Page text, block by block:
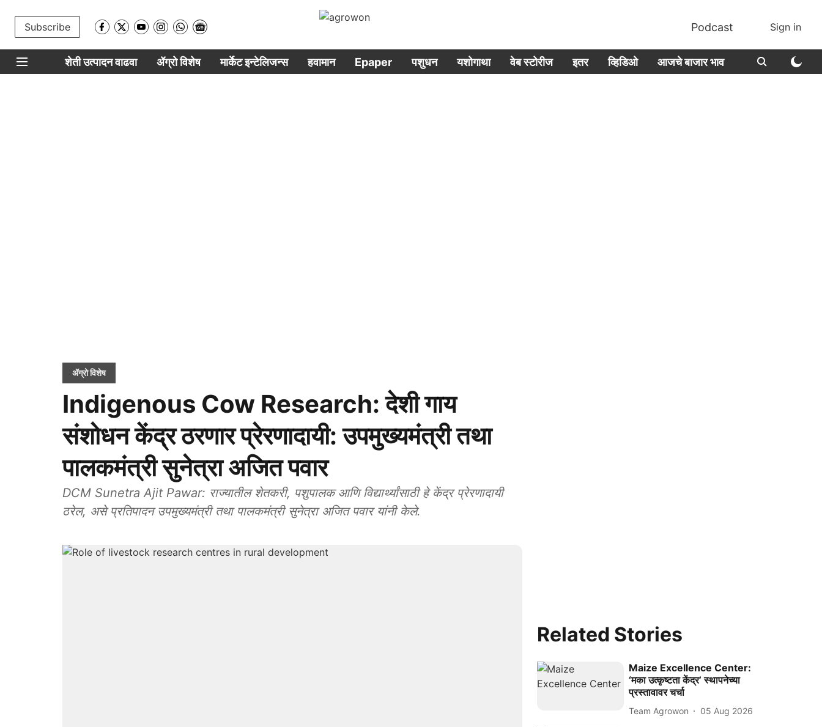
Subscribe Podcast Sign in
शेती उत्पादन वाढवा ॲग्रो विशेष मार्केट इन्टेलिजन्स हवामान Epaper पशुधन यशोगाथा वेब स्टोरीज इतर व्हिडिओ आजचे बाजार भाव
ॲग्रो विशेष
Indigenous Cow Research: देशी गाय
संशोधन केंद्र ठरणार प्रेरणादायी: उपमुख्यमंत्री तथा
पालकमंत्री सुनेत्रा अजित पवार
DCM Sunetra Ajit Pawar: राज्यातील शेतकरी, पशुपालक आणि विद्यार्थ्यांसाठी हे केंद्र प्रेरणादायी
ठरेल, असे प्रतिपादन उपमुख्यमंत्री तथा पालकमंत्री सुनेत्रा अजित पवार यांनी केले.
Related Stories
Maize Excellence Center:
‘मका उत्कृष्टता केंद्र’ स्थापनेच्या
प्रस्तावावर चर्चा
Team Agrowon 05 Aug 2026